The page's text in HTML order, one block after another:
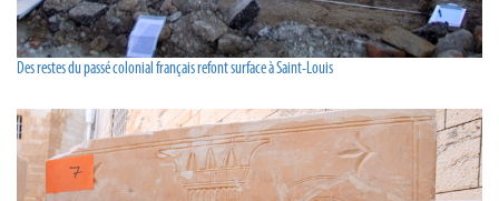
Des restes du passé colonial français refont surface à Saint-Louis